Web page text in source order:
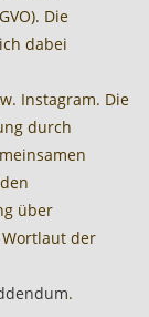
Die
dabei
Instagram. Die
durch
über
der
.